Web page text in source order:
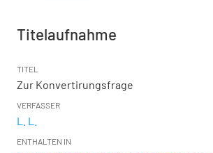
Titelaufnahme
TITEL
Zur Konvertirungsfrage
VERFASSER
L. L.
ENTHALTEN IN